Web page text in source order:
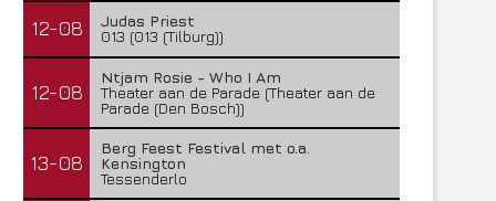
12-08
Judas Priest
013 (013 (Tilburg))
12-08
Ntjam Rosie - Who I Am
Theater aan de Parade (Theater aan de
Parade (Den Bosch))
13-08
Berg Feest Festival met o.a.
Kensington
Tessenderlo